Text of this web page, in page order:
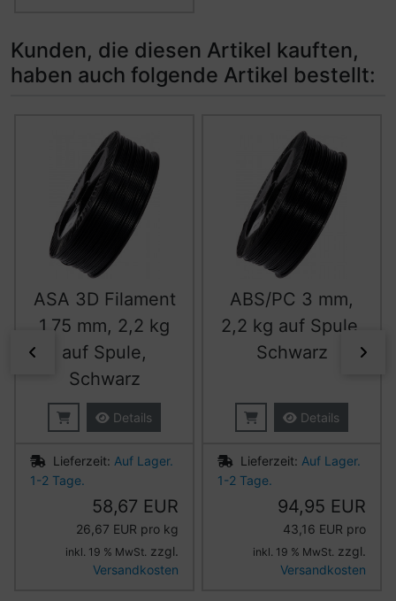
Kunden, die diesen Artikel kauften,
haben auch folgende Artikel bestellt:
zurück
ASA 3D Filament
1,75 mm, 2,2 kg
auf Spule,
Schwarz
Details
Lieferzeit: Auf Lager.
1-2 Tage.
58,67 EUR
26,67 EUR pro kg
inkl. 19 % MwSt. zzgl.
Versandkosten
ABS/PC 3 mm,
2,2 kg auf Spule,
Schwarz
Details
Lieferzeit: Auf Lager.
1-2 Tage.
94,95 EUR
43,16 EUR pro
inkl. 19 % MwSt. zzgl.
Versandkosten